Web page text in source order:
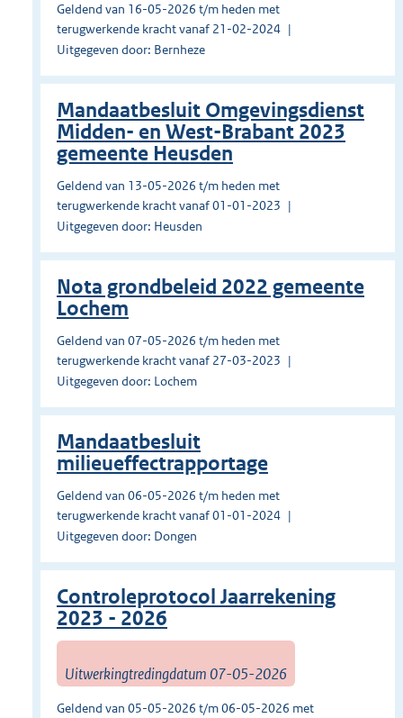
Geldend van 16-05-2026 t/m heden met
terugwerkende kracht vanaf 21-02-2024
Uitgegeven door: Bernheze
Mandaatbesluit Omgevingsdienst
Midden- en West-Brabant 2023
gemeente Heusden
Geldend van 13-05-2026 t/m heden met
terugwerkende kracht vanaf 01-01-2023
Uitgegeven door: Heusden
Nota grondbeleid 2022 gemeente
Lochem
Geldend van 07-05-2026 t/m heden met
terugwerkende kracht vanaf 27-03-2023
Uitgegeven door: Lochem
Mandaatbesluit
milieueffectrapportage
Geldend van 06-05-2026 t/m heden met
terugwerkende kracht vanaf 01-01-2024
Uitgegeven door: Dongen
Controleprotocol Jaarrekening
2023 - 2026
Uitwerkingtredingdatum 07-05-2026
Geldend van 05-05-2026 t/m 06-05-2026 met